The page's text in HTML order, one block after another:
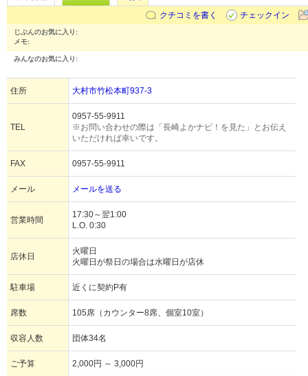
クチコミを書く
チェックイン
じぶんのお気に入り:
メモ:
みんなのお気に入り:
住所 大村市竹松本町937-3
TEL
0957-55-9911
※お問い合わせの際は「長崎よかナビ！を見た」とお伝え
いただければ幸いです。
FAX 0957-55-9911
メール メールを送る
営業時間
17:30～翌1:00
L.O. 0:30
店休日
火曜日
火曜日が祭日の場合は水曜日が店休
駐車場 近くに契約P有
席数 105席（カウンター8席、個室10室）
収容人数 団体34名
ご予算 2,000円 ～ 3,000円